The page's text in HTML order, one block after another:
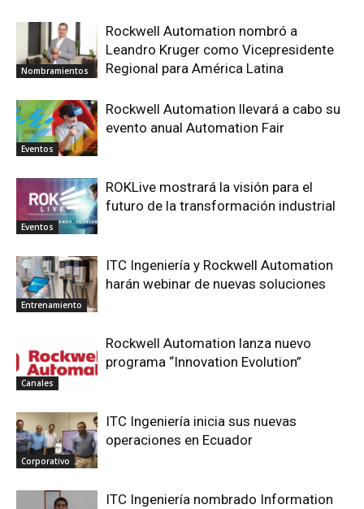
Nombramientos
Rockwell Automation nombró a
Leandro Kruger como Vicepresidente
Regional para América Latina
Eventos
Rockwell Automation llevará a cabo su
evento anual Automation Fair
Eventos
ROKLive mostrará la visión para el
futuro de la transformación industrial
Entrenamiento
ITC Ingeniería y Rockwell Automation
harán webinar de nuevas soluciones
Canales
Rockwell Automation lanza nuevo
programa “Innovation Evolution”
Corporativo
ITC Ingeniería inicia sus nuevas
operaciones en Ecuador
ITC Ingeniería nombrado Information